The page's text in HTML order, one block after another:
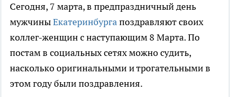
Сегодня, 7 марта, в предпраздничный день
мужчиныЕкатеринбургапоздравляют своих
коллег-женщин с наступающим 8 Марта. По
постам в социальных сетях можно судить,
насколько оригинальными и трогательными в
этом году были поздравления.